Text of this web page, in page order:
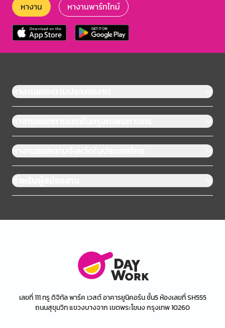
หางาน หางานพาร์ทไทม์
หางานแยกตามประเภทงาน
หางานแยกตามเขตในกรุงเทพมหานคร
หางานแยกตามจังหวัดในประเทศไทย
สำหรับผู้สมัครงาน
เลขที่ 111 ทรู ดิจิทัล พาร์ค เวสต์ อาคารยูนิคอร์น ชั้น5 ห้องเลขที่ SH555
ถนนสุขุมวิท แขวงบางจาก เขตพระโขนง กรุงเทพ 10260